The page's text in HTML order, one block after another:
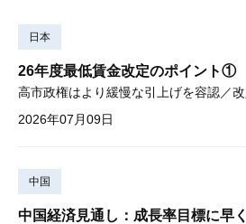
日本
26年度最低賃金改定のポイント①
2026年07月09日
中国
中国経済見通し：成長率目標に早